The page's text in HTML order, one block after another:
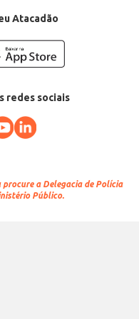
Atacadão
redes sociais
procure a Delegacia de Polícia
Público.